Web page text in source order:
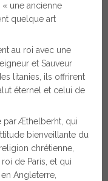
« une ancienne
quelque art
au roi avec une
et Sauveur
litanies, ils offrirent
éternel et celui de
par Æthelberht, qui
bienveillante du
chrétienne,
de Paris, et qui
Angleterre,